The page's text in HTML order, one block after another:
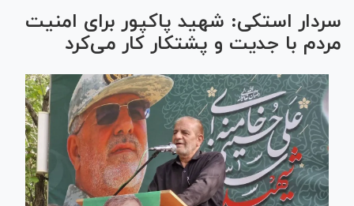
سردار استکی: شهید پاکپور برای امنیت
مردم با جدیت و پشتکار کار می‌کرد